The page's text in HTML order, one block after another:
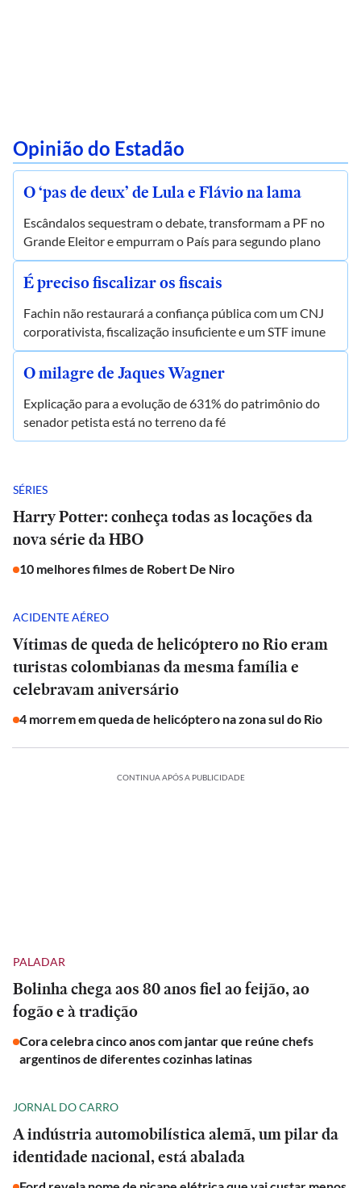
Opinião do Estadão
O ‘pas de deux’ de Lula e Flávio na lama
Escândalos sequestram o debate, transformam a PF no
Grande Eleitor e empurram o País para segundo plano
É preciso fiscalizar os fiscais
Fachin não restaurará a confiança pública com um CNJ
corporativista, fiscalização insuficiente e um STF imune
O milagre de Jaques Wagner
Explicação para a evolução de 631% do patrimônio do
senador petista está no terreno da fé
SÉRIES
Harry Potter: conheça todas as locações da
nova série da HBO
10 melhores filmes de Robert De Niro
ACIDENTE AÉREO
Vítimas de queda de helicóptero no Rio eram
turistas colombianas da mesma família e
celebravam aniversário
4 morrem em queda de helicóptero na zona sul do Rio
CONTINUA APÓS A PUBLICIDADE
PALADAR
Bolinha chega aos 80 anos fiel ao feijão, ao
fogão e à tradição
Cora celebra cinco anos com jantar que reúne chefs
argentinos de diferentes cozinhas latinas
JORNAL DO CARRO
A indústria automobilística alemã, um pilar da
identidade nacional, está abalada